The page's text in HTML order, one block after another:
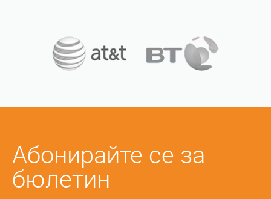
Абонирайте се за
бюлетин